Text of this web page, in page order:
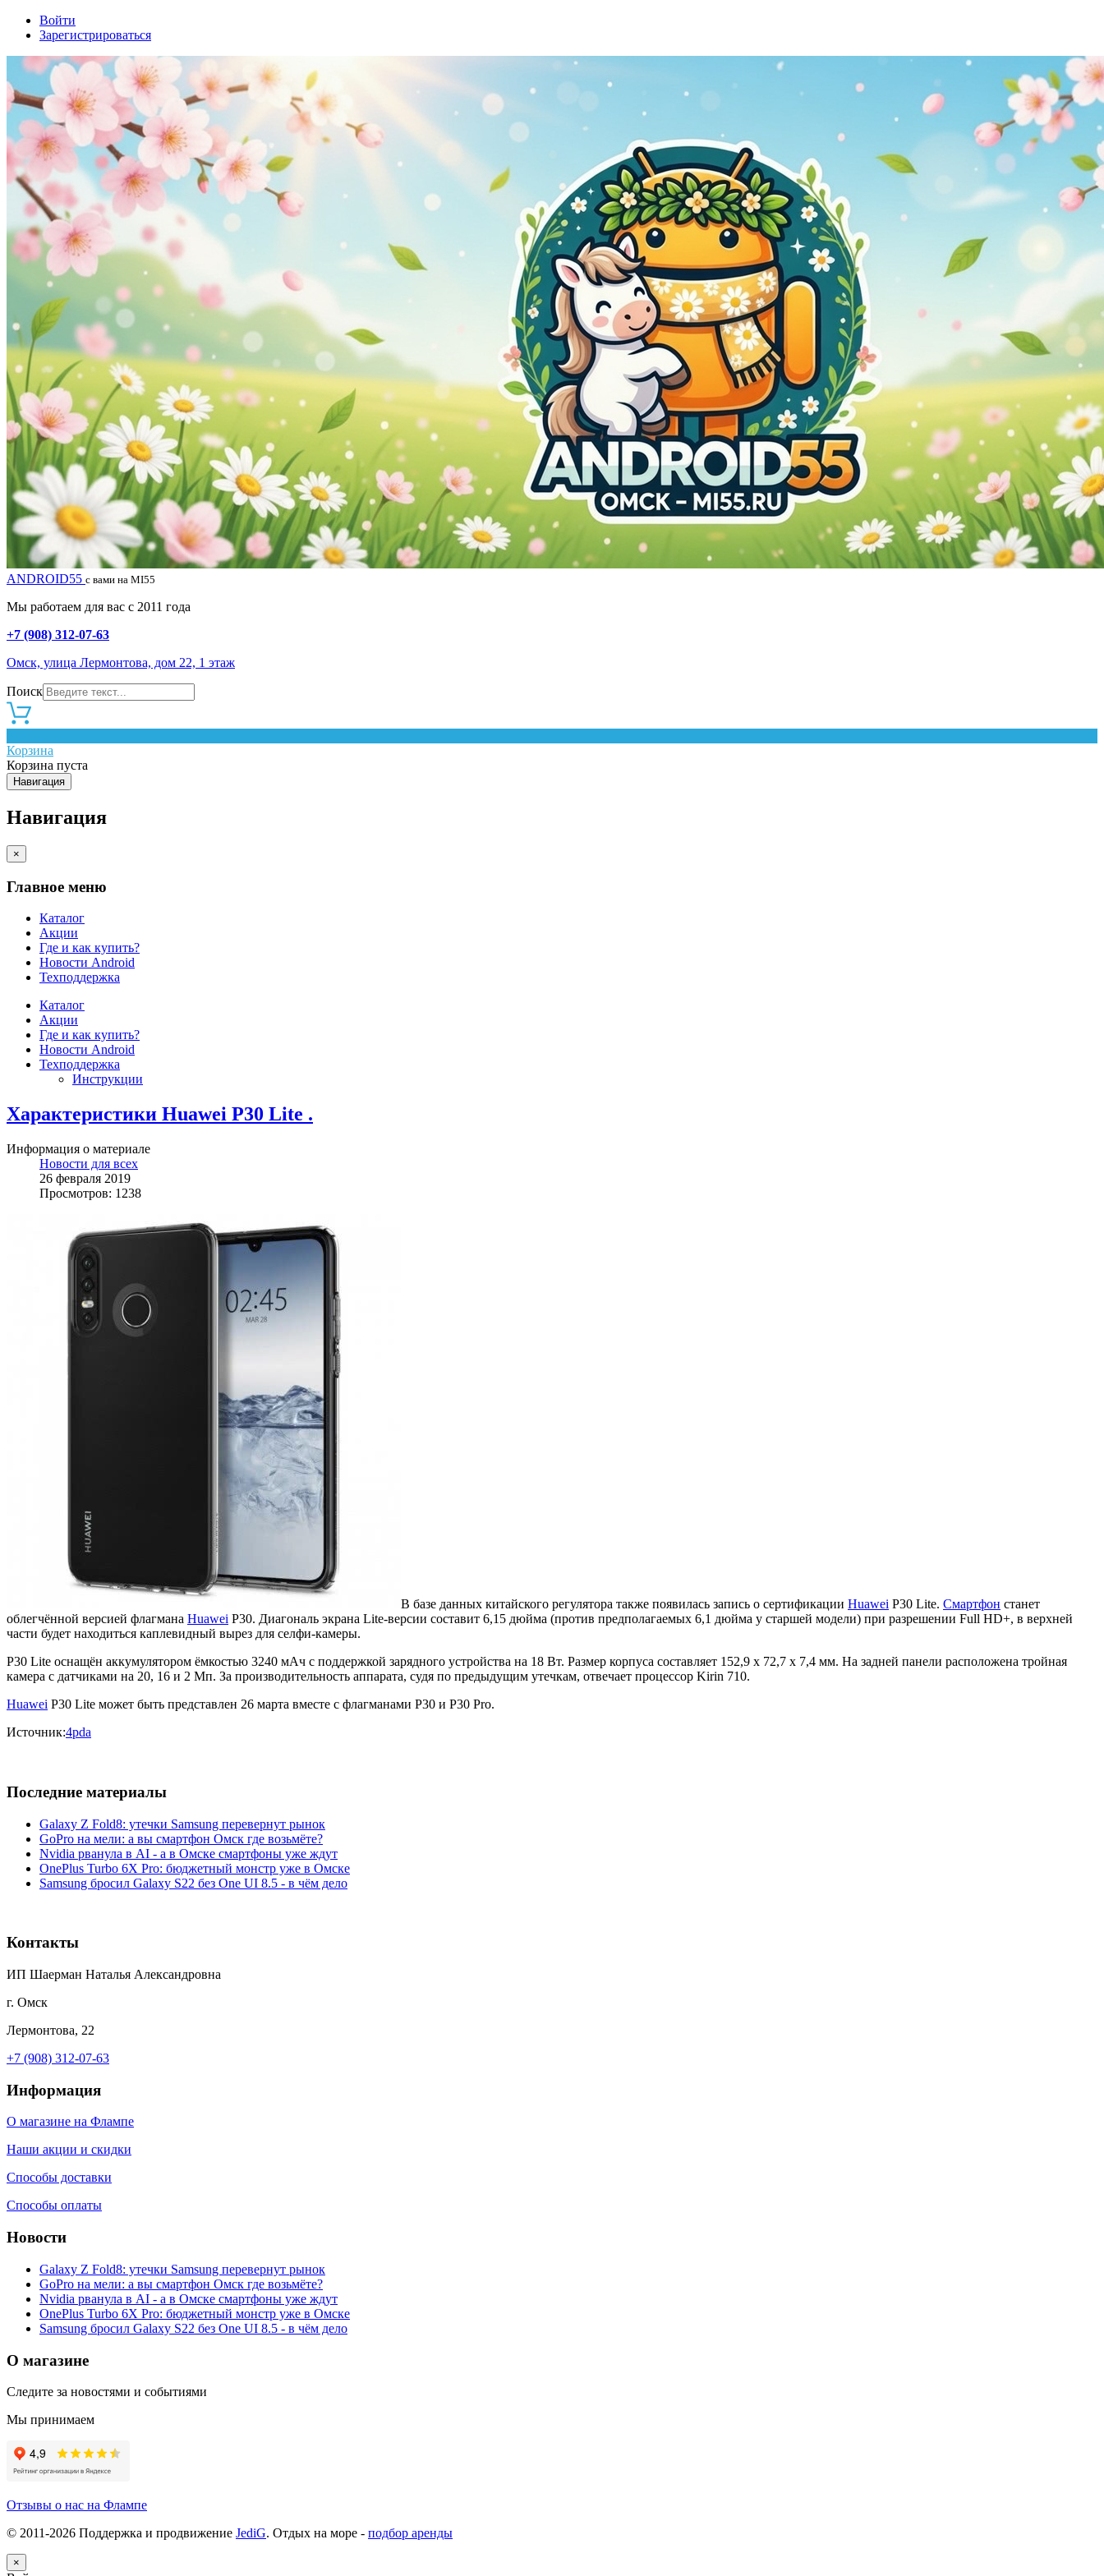
Войти
Зарегистрироваться
ANDROID55 с вами на MI55
Мы работаем для вас с 2011 года
+7 (908) 312-07-63
Омск, улица Лермонтова, дом 22, 1 этаж
Поиск
Корзина
Корзина пуста
Навигация
Навигация
×
Главное меню
Каталог
Акции
Где и как купить?
Новости Android
Техподдержка
Каталог
Акции
Где и как купить?
Новости Android
Техподдержка
Инструкции
Характеристики Huawei P30 Lite .
Информация о материале
Новости для всех
26 февраля 2019
Просмотров: 1238
В базе данных китайского регулятора также появилась запись о сертификации Huawei P30 Lite. Смартфон станет
облегчённой версией флагмана Huawei P30. Диагональ экрана Lite-версии составит 6,15 дюйма (против предполагаемых 6,1 дюйма у старшей модели) при разрешении Full HD+, в верхней
части будет находиться каплевидный вырез для селфи-камеры.
P30 Lite оснащён аккумулятором ёмкостью 3240 мАч с поддержкой зарядного устройства на 18 Вт. Размер корпуса составляет 152,9 x 72,7 x 7,4 мм. На задней панели расположена тройная
камера с датчиками на 20, 16 и 2 Мп. За производительность аппарата, судя по предыдущим утечкам, отвечает процессор Kirin 710.
Huawei P30 Lite может быть представлен 26 марта вместе с флагманами P30 и P30 Pro.
Источник:4pda
Последние материалы
Galaxy Z Fold8: утечки Samsung перевернут рынок
GoPro на мели: а вы смартфон Омск где возьмёте?
Nvidia рванула в AI - а в Омске смартфоны уже ждут
OnePlus Turbo 6X Pro: бюджетный монстр уже в Омске
Samsung бросил Galaxy S22 без One UI 8.5 - в чём дело
Контакты
ИП Шаерман Наталья Александровна
г. Омск
Лермонтова, 22
+7 (908) 312-07-63
Информация
О магазине на Флампе
Наши акции и скидки
Способы доставки
Способы оплаты
Новости
Galaxy Z Fold8: утечки Samsung перевернут рынок
GoPro на мели: а вы смартфон Омск где возьмёте?
Nvidia рванула в AI - а в Омске смартфоны уже ждут
OnePlus Turbo 6X Pro: бюджетный монстр уже в Омске
Samsung бросил Galaxy S22 без One UI 8.5 - в чём дело
О магазине
Следите за новостями и событиями
Мы принимаем
Отзывы о нас на Флампе
© 2011-2026 Поддержка и продвижение JediG. Отдых на море - подбор аренды
×